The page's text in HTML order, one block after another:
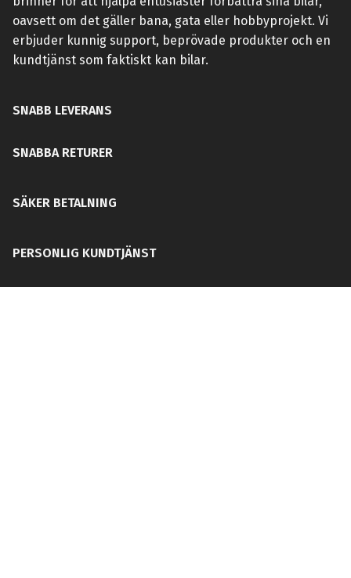
oavsett om det gäller bana, gata eller hobbyprojekt. Vi
erbjuder kunnig support, beprövade produkter och en
kundtjänst som faktiskt kan bilar.
SNABB LEVERANS
SNABBA RETURER
SÄKER BETALNING
PERSONLIG KUNDTJÄNST